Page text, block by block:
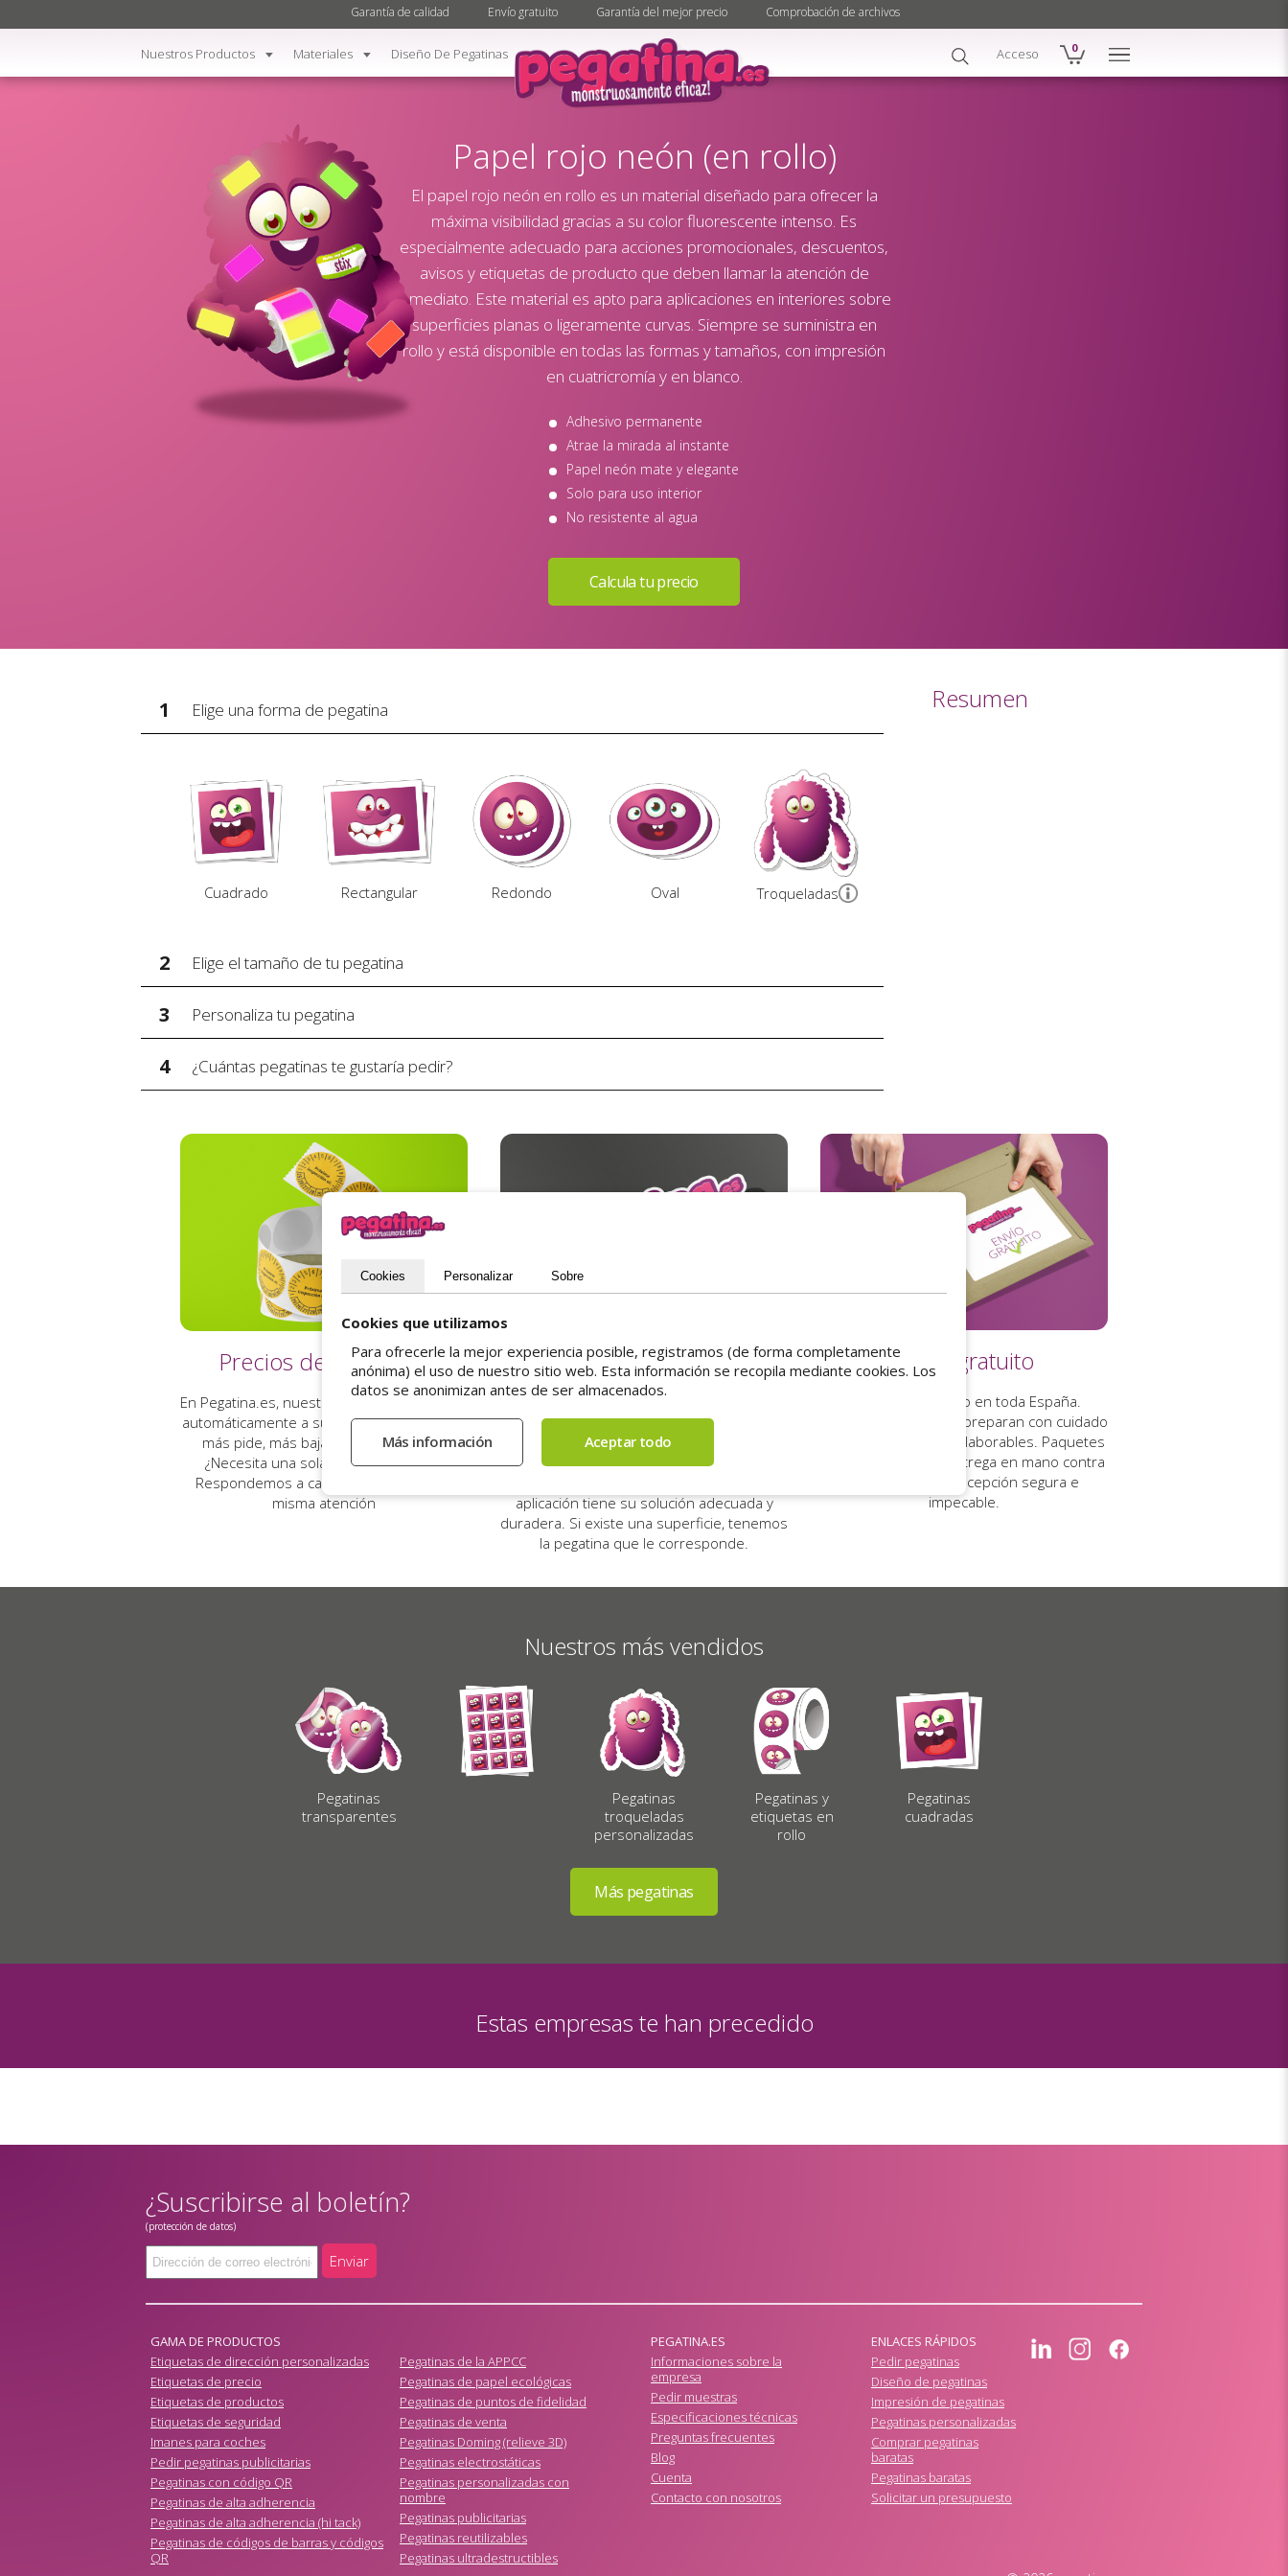
Papel rojo neón (en rollo)
El papel rojo neón en rollo es un material diseñado para ofrecer la
máxima visibilidad gracias a su color fluorescente intenso. Es
especialmente adecuado para acciones promocionales, descuentos,
avisos y etiquetas de producto que deben llamar la atención de
inmediato. Este material es apto para aplicaciones en interiores sobre
superficies planas o ligeramente curvas. Siempre se suministra en
rollo y está disponible en todas las formas y tamaños, con impresión
en cuatricromía y en blanco.
Adhesivo permanente
Atrae la mirada al instante
Papel neón mate y elegante
Solo para uso interior
No resistente al agua
1 Elige una forma de pegatina
Cuadrado Rectangular Redondo Oval Troqueladas
2 Elige el tamaño de tu pegatina
3 Personaliza tu pegatina
4 ¿Cuántas pegatinas te gustaría pedir?
Resumen
Precios decrecientes
En Pegatina.es, nuestros precios se ajustan
automáticamente a sus volúmenes: cuanto
más pide, más baja el precio unitario.
¿Necesita una sola pegatina o miles?
Respondemos a cada necesidad con la
misma atención
Nuestra gama
pegatinas profesionales: vinilo, papel y
materiales técnicos. Pegatinas
promocionales, para escaparates, suelos,
aplicación tiene su solución adecuada y
duradera. Si existe una superficie, tenemos
la pegatina que le corresponde.
Envío gratuito
El envío es gratuito en toda España.
Nuestros pedidos se preparan con cuidado
y se envían en 5 días laborables. Paquetes
con seguimiento y entrega en mano contra
firma, para una recepción segura e
impecable.
Nuestros más vendidos
Pegatinas
transparentes
Pegatinas
troqueladas
personalizadas
Pegatinas y
etiquetas en
rollo
Pegatinas
cuadradas
Estas empresas te han precedido
Acceso 0
Nuestros Productos Materiales Diseño De Pegatinas
Garantía de calidad Envío gratuito Garantía del mejor precio Comprobación de archivos
¿Suscribirse al boletín?
(protección de datos)
Enviar
GAMA DE PRODUCTOS
Etiquetas de dirección personalizadas
Etiquetas de precio
Etiquetas de productos
Etiquetas de seguridad
Imanes para coches
Pedir pegatinas publicitarias
Pegatinas con código QR
Pegatinas de alta adherencia
Pegatinas de alta adherencia (hi tack)
Pegatinas de códigos de barras y códigos
QR
Pegatinas de la APPCC
Pegatinas de papel ecológicas
Pegatinas de puntos de fidelidad
Pegatinas de venta
Pegatinas Doming (relieve 3D)
Pegatinas electrostáticas
Pegatinas personalizadas con
nombre
Pegatinas publicitarias
Pegatinas reutilizables
Pegatinas ultradestructibles
PEGATINA.ES
Informaciones sobre la
empresa
Pedir muestras
Especificaciones técnicas
Preguntas frecuentes
Blog
Cuenta
Contacto con nosotros
ENLACES RÁPIDOS
Pedir pegatinas
Diseño de pegatinas
Impresión de pegatinas
Pegatinas personalizadas
Comprar pegatinas
baratas
Pegatinas baratas
Solicitar un presupuesto
Cookies Personalizar Sobre
Cookies que utilizamos
Para ofrecerle la mejor experiencia posible, registramos (de forma completamente
anónima) el uso de nuestro sitio web. Esta información se recopila mediante cookies. Los
datos se anonimizan antes de ser almacenados.